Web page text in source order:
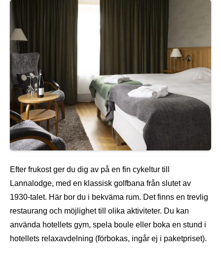
Efter frukost ger du dig av på en fin cykeltur till
Lannalodge, med en klassisk golfbana från slutet av
1930-talet. Här bor du i bekväma rum. Det finns en trevlig
restaurang och möjlighet till olika aktiviteter. Du kan
använda hotellets gym, spela boule eller boka en stund i
hotellets relaxavdelning (förbokas, ingår ej i paketpriset).